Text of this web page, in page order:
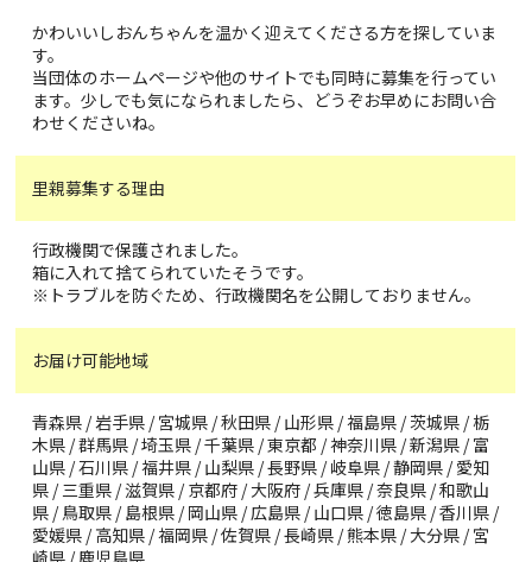
かわいいしおんちゃんを温かく迎えてくださる方を探していま
す。
当団体のホームページや他のサイトでも同時に募集を行ってい
ます。少しでも気になられましたら、どうぞお早めにお問い合
わせくださいね。
里親募集する理由
行政機関で保護されました。
箱に入れて捨てられていたそうです。
※トラブルを防ぐため、行政機関名を公開しておりません。
お届け可能地域
青森県 / 岩手県 / 宮城県 / 秋田県 / 山形県 / 福島県 / 茨城県 / 栃
木県 / 群馬県 / 埼玉県 / 千葉県 / 東京都 / 神奈川県 / 新潟県 / 富
山県 / 石川県 / 福井県 / 山梨県 / 長野県 / 岐阜県 / 静岡県 / 愛知
県 / 三重県 / 滋賀県 / 京都府 / 大阪府 / 兵庫県 / 奈良県 / 和歌山
県 / 鳥取県 / 島根県 / 岡山県 / 広島県 / 山口県 / 徳島県 / 香川県 /
愛媛県 / 高知県 / 福岡県 / 佐賀県 / 長崎県 / 熊本県 / 大分県 / 宮
崎県 / 鹿児島県